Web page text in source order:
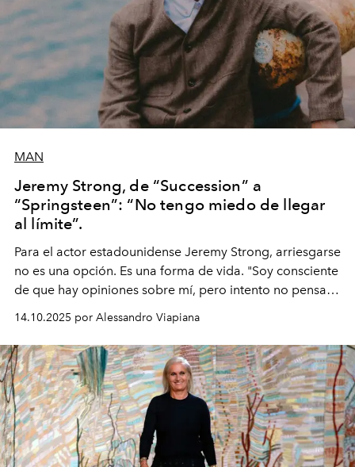
MAN
Jeremy Strong, de “Succession” a
“Springsteen”: “No tengo miedo de llegar
al límite”.
Para el actor estadounidense Jeremy Strong, arriesgarse
no es una opción. Es una forma de vida. "Soy consciente
de que hay opiniones sobre mí, pero intento no pensar
demasiado en cómo me perciben. Creo que es una
pérdida de tiempo", afirma.
14.10.2025 por Alessandro Viapiana